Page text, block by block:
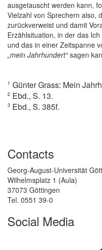
ausgetauscht werden kann,
Vielzahl von Sprechern also,
zurückverweist und damit
Erzählsituation, in der das
und das in einer Zeitspanne
„mein Jahrhundert“sagen
1 Günter Grass: Mein
2 Ebd., S. 13.
3 Ebd., S. 385f.
Contacts
Georg-August-Universität
Wilhelmsplatz 1 (Aula)
37073 Göttingen
Tel. 0551 39-0
Social Media